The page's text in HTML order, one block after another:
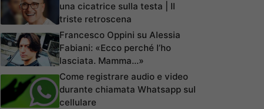
una cicatrice sulla testa | Il
triste retroscena
Francesco Oppini su Alessia
Fabiani: «Ecco perché l’ho
lasciata. Mamma…»
Come registrare audio e video
durante chiamata Whatsapp sul
cellulare